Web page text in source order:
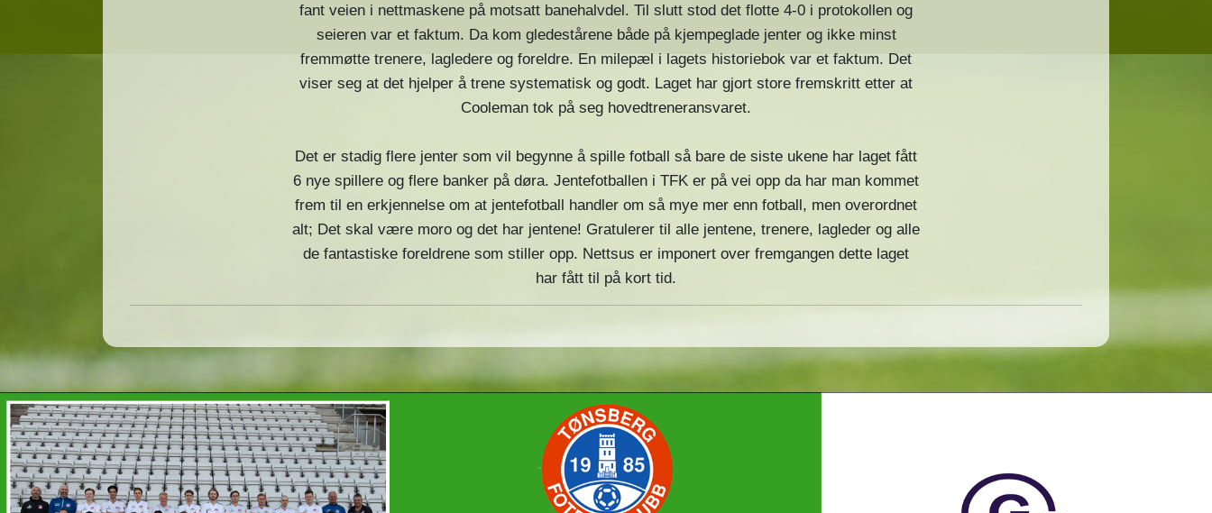
fant veien i nettmaskene på motsatt banehalvdel. Til slutt stod det flotte 4-0 i protokollen og
seieren var et faktum. Da kom gledestårene både på kjempeglade jenter og ikke minst
fremmøtte trenere, lagledere og foreldre. En milepæl i lagets historiebok var et faktum. Det
viser seg at det hjelper å trene systematisk og godt. Laget har gjort store fremskritt etter at
Cooleman tok på seg hovedtreneransvaret.
Det er stadig flere jenter som vil begynne å spille fotball så bare de siste ukene har laget fått
6 nye spillere og flere banker på døra. Jentefotballen i TFK er på vei opp da har man kommet
frem til en erkjennelse om at jentefotball handler om så mye mer enn fotball, men overordnet
alt; Det skal være moro og det har jentene! Gratulerer til alle jentene, trenere, lagleder og alle
de fantastiske foreldrene som stiller opp. Nettsus er imponert over fremgangen dette laget
har fått til på kort tid.